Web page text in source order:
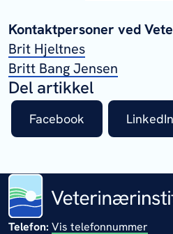
Kontaktpersoner ved
Brit Hjeltnes
Britt Bang Jensen
Del artikkel
Facebook LinkedIn
Telefon: Vis telefonnummer